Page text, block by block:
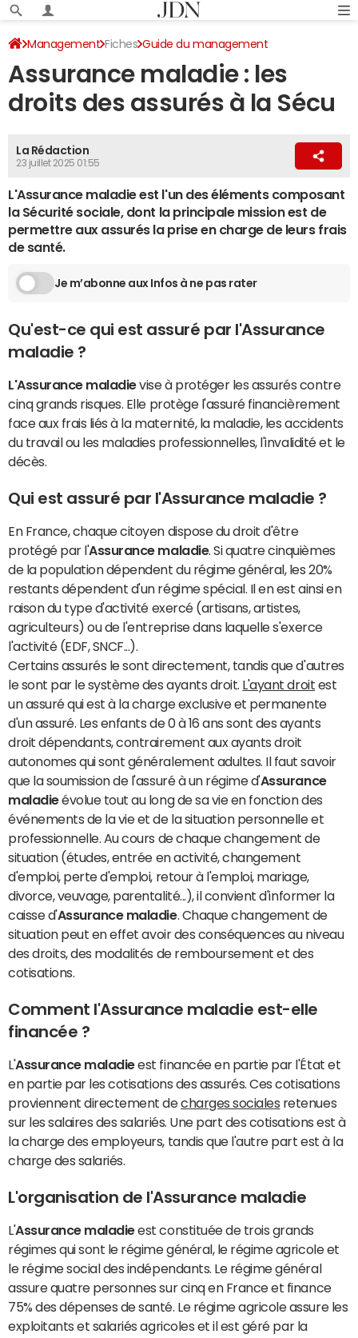
Management Fiches Guide du management
Santé au travail
Assurance maladie : les
droits des assurés à la Sécu
La Rédaction
23 juillet 2025 01:55
L'Assurance maladie est l'un des éléments composant
la Sécurité sociale, dont la principale mission est de
permettre aux assurés la prise en charge de leurs frais
de santé.
Je m’abonne aux Infos à ne pas rater
Qu'est-ce qui est assuré par l'Assurance
maladie ?
L'Assurance maladievise à protéger les assurés contre
cinq grands risques. Elle protège l'assuré financièrement
face aux frais liés à la maternité, la maladie, les accidents
du travail ou les maladies professionnelles, l'invalidité et le
décès.
Qui est assuré par l'Assurance maladie ?
En France, chaque citoyen dispose du droit d'être
protégé par l'Assurance maladie. Si quatre cinquièmes
de la population dépendent du régime général, les 20%
restants dépendent d'un régime spécial. Il en est ainsi en
raison du type d'activité exercé (artisans, artistes,
agriculteurs) ou de l'entreprise dans laquelle s'exerce
l'activité (EDF, SNCF...).
Certains assurés le sont directement, tandis que d'autres
le sont par le système des ayants droit. L'ayant droit est
un assuré qui est à la charge exclusive et permanente
d'un assuré. Les enfants de 0 à 16 ans sont des ayants
droit dépendants, contrairement aux ayants droit
autonomes qui sont généralement adultes. Il faut savoir
que la soumission de l'assuré à un régime d'Assurance
maladieévolue tout au long de sa vie en fonction des
événements de la vie et de la situation personnelle et
professionnelle. Au cours de chaque changement de
situation (études, entrée en activité, changement
d'emploi, perte d'emploi, retour à l'emploi, mariage,
divorce, veuvage, parentalité...), il convient d'informer la
caisse d'Assurance maladie. Chaque changement de
situation peut en effet avoir des conséquences au niveau
des droits, des modalités de remboursement et des
cotisations.
Comment l'Assurance maladie est-elle
financée ?
L'Assurance maladieest financée en partie par l'État et
en partie par les cotisations des assurés. Ces cotisations
proviennent directement decharges sociales retenues
sur les salaires des salariés. Une part des cotisations est à
la charge des employeurs, tandis que l'autre part est à la
charge des salariés.
L'organisation de l'Assurance maladie
L'Assurance maladieest constituée de trois grands
régimes qui sont le régime général, le régime agricole et
le régime social des indépendants. Le régime général
assure quatre personnes sur cinq en France et finance
75% des dépenses de santé. Le régime agricole assure les
exploitants et salariés agricoles et il est géré par la